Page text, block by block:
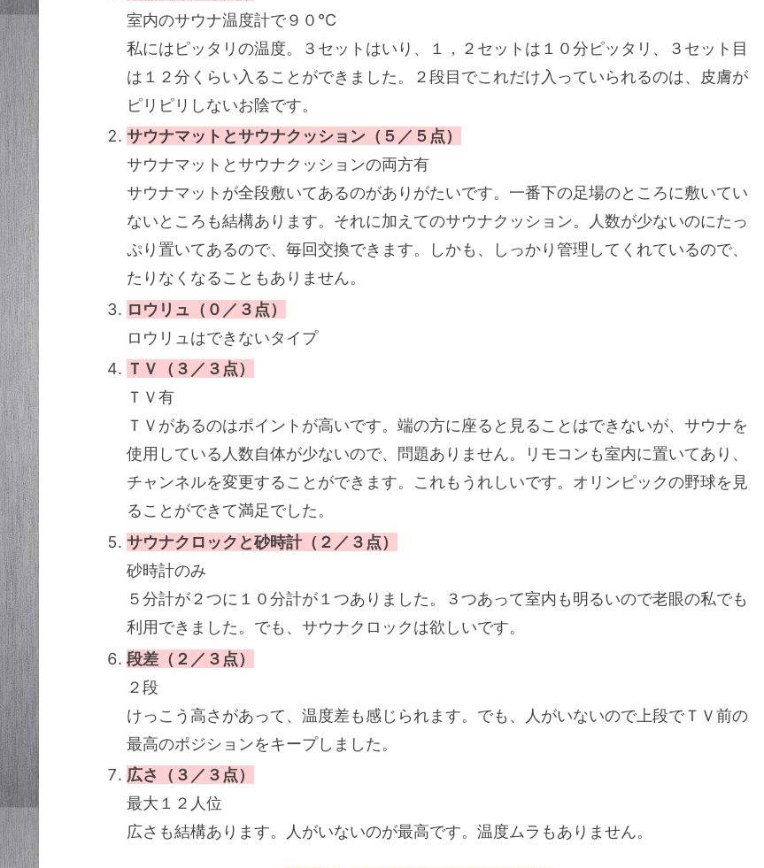
室内のサウナ温度計で９０℃
私にはピッタリの温度。３セットはいり、１，２セットは１０分ピッタリ、３セット目
は１２分くらい入ることができました。２段目でこれだけ入っていられるのは、皮膚が
ピリピリしないお陰です。
サウナマットとサウナクッション（５／５点）
サウナマットとサウナクッションの両方有
サウナマットが全段敷いてあるのがありがたいです。一番下の足場のところに敷いてい
ないところも結構あります。それに加えてのサウナクッション。人数が少ないのにたっ
ぷり置いてあるので、毎回交換できます。しかも、しっかり管理してくれているので、
たりなくなることもありません。
ロウリュ（０／３点）
ロウリュはできないタイプ
ＴＶ（３／３点）
ＴＶ有
ＴＶがあるのはポイントが高いです。端の方に座ると見ることはできないが、サウナを
使用している人数自体が少ないので、問題ありません。リモコンも室内に置いてあり、
チャンネルを変更することができます。これもうれしいです。オリンピックの野球を見
ることができて満足でした。
サウナクロックと砂時計（２／３点）
砂時計のみ
５分計が２つに１０分計が１つありました。３つあって室内も明るいので老眼の私でも
利用できました。でも、サウナクロックは欲しいです。
段差（２／３点）
２段
けっこう高さがあって、温度差も感じられます。でも、人がいないので上段でＴＶ前の
最高のポジションをキープしました。
広さ（３／３点）
最大１２人位
広さも結構あります。人がいないのが最高です。温度ムラもありません。